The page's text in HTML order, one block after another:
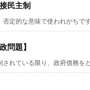
民主制
定的な意味で使われがちで
問題】
れている限り、政府債務を